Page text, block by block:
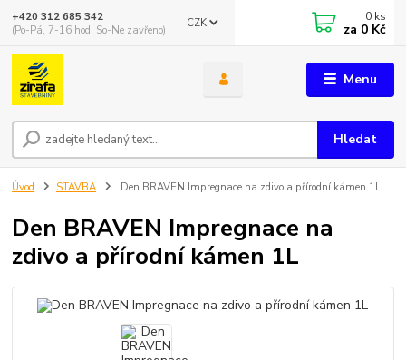
Menu
CZK
Hledat
+420 312 685 342
(Po-Pá, 7-16 hod. So-Ne zavřeno)
0 ks
za 0 Kč
Úvod STAVBA Den BRAVEN Impregnace na zdivo a přírodní kámen 1L
Den BRAVEN Impregnace na
zdivo a přírodní kámen 1L